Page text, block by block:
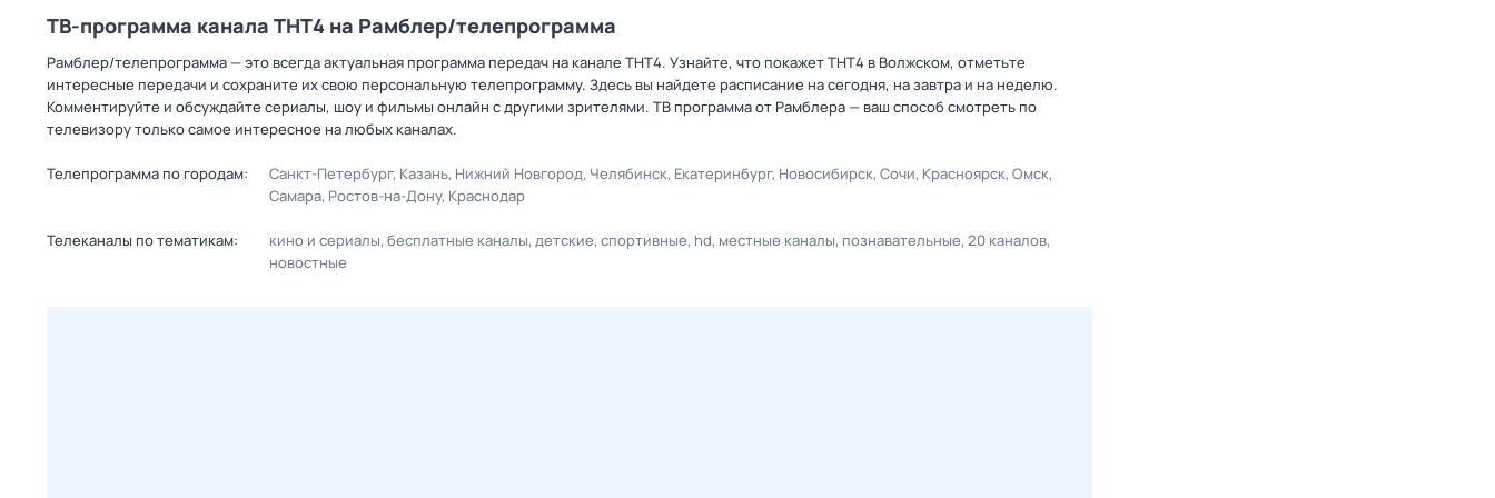
ТВ-программа канала ТНТ4 на Рамблер/телепрограмма
Рамблер/телепрограмма — это всегда актуальная программа передач на канале ТНТ4. Узнайте, что покажет ТНТ4 в Волжском, отметьте
интересные передачи и сохраните их свою персональную телепрограмму. Здесь вы найдете расписание на сегодня, на завтра и на неделю.
Комментируйте и обсуждайте сериалы, шоу и фильмы онлайн с другими зрителями. ТВ программа от Рамблера — ваш способ смотреть по
телевизору только самое интересное на любых каналах.
Телепрограмма по городам: Санкт-Петербург Казань Нижний Новгород Челябинск Екатеринбург Новосибирск Сочи Красноярск Омск
Самара Ростов-на-Дону Краснодар
Телеканалы по тематикам: кино и сериалы бесплатные каналы детские спортивные hd местные каналы познавательные 20 каналов
новостные